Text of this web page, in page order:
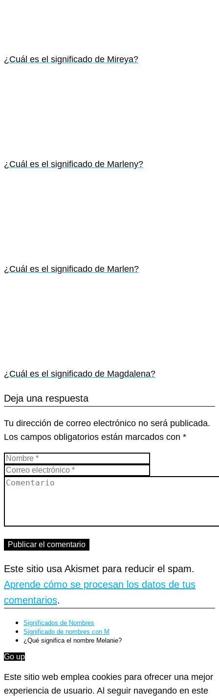
¿Cuál es el significado de Mireya?
¿Cuál es el significado de Marleny?
¿Cuál es el significado de Marlen?
¿Cuál es el significado de Magdalena?
Deja una respuesta
Tu dirección de correo electrónico no será publicada.
Los campos obligatorios están marcados con *
Este sitio usa Akismet para reducir el spam.
Aprende cómo se procesan los datos de tus
comentarios.
Significados de Nombres
Significado de nombres con M
¿Qué significa el nombre Melanie?
Go up
Este sitio web emplea cookies para ofrecer una mejor
experiencia de usuario. Al seguir navegando en este